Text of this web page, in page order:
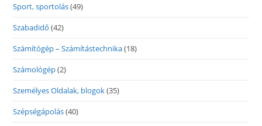
Sport, sportolás(49)
Szabadidő (42)
Számítógép – Számítástechnika(18)
Számológép(2)
Személyes Oldalak, blogok(35)
Szépségápolás(40)